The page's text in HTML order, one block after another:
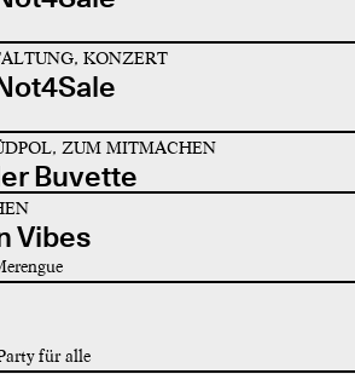
KONZERT
ZUM MITMACHEN
Buvette
Vibes
für alle